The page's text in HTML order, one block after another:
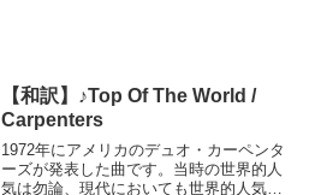
【和訳】♪Top Of The World /
Carpenters
1972年にアメリカのデュオ・カーペンタ
ーズが発表した曲です。当時の世界的人
気は勿論、現代においても世界的人気を